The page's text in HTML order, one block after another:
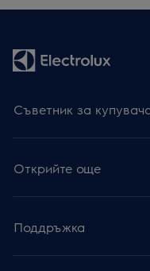
Съветник за
Открийте още
Поддръжка